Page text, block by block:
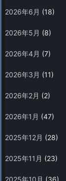
2026年6月 (18)
2026年5月 (8)
2026年4月 (7)
2026年3月 (11)
2026年2月 (2)
2026年1月 (47)
2025年12月 (28)
2025年11月 (23)
2025年10月 (36)